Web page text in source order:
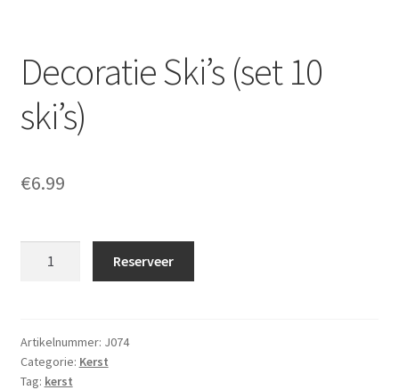
Decoratie Ski’s (set 10
ski’s)
€6.99
ski's)
aantal
Reserveer
Artikelnummer: J074
Categorie: Kerst
Tag: kerst